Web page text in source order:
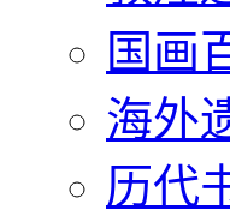
国画
海外
历代